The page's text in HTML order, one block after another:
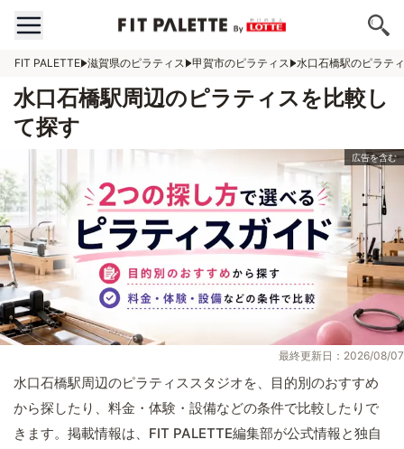
FIT PALETTE 滋賀県のピラティス 甲賀市のピラティス 水口石橋駅のピラテ
水口石橋駅周辺のピラティスを比較し
て探す
最終更新日：2026/08/07
水口石橋駅周辺のピラティススタジオを、目的別のおすすめ
から探したり、料金・体験・設備などの条件で比較したりで
きます。掲載情報は、FIT PALETTE編集部が公式情報と独自